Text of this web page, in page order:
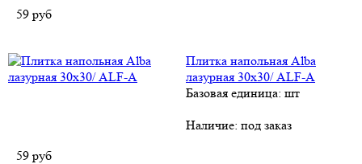
59 руб
Плитка напольная Alba
лазурная 30х30/ АLF-А
Базовая единица: шт
Наличие: под заказ
59 руб